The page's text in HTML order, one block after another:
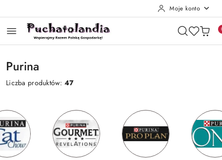
Moje konto
Purina
Liczba produktów:47